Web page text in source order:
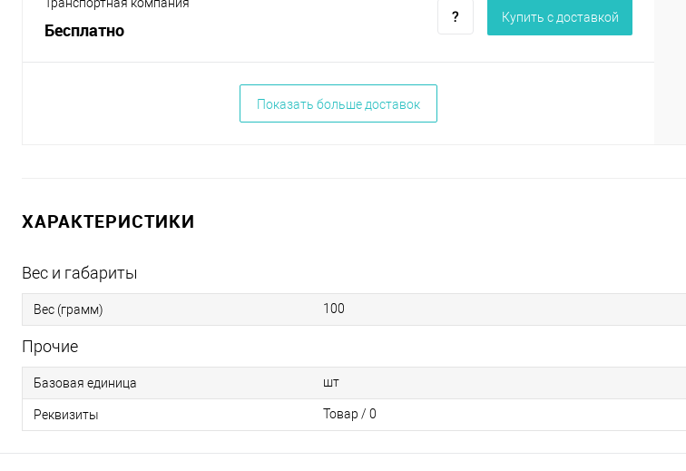
Бесплатно
Купить c доставкой
Показать больше доставок
ХАРАКТЕРИСТИКИ
Вес и габариты
Вес (грамм) 100
Прочие
Базовая единица шт
Реквизиты Товар / 0